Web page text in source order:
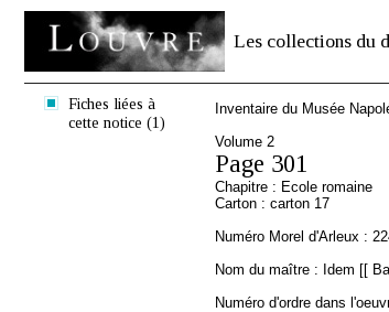
Les collections du
Fiches liées à
cette notice (1)
Inventaire du Musée
Volume 2
Page 301
Chapitre : Ecole romaine
Carton : carton 17
Numéro Morel d'Arleux :
Nom du maître : Idem [[
Numéro d'ordre dans